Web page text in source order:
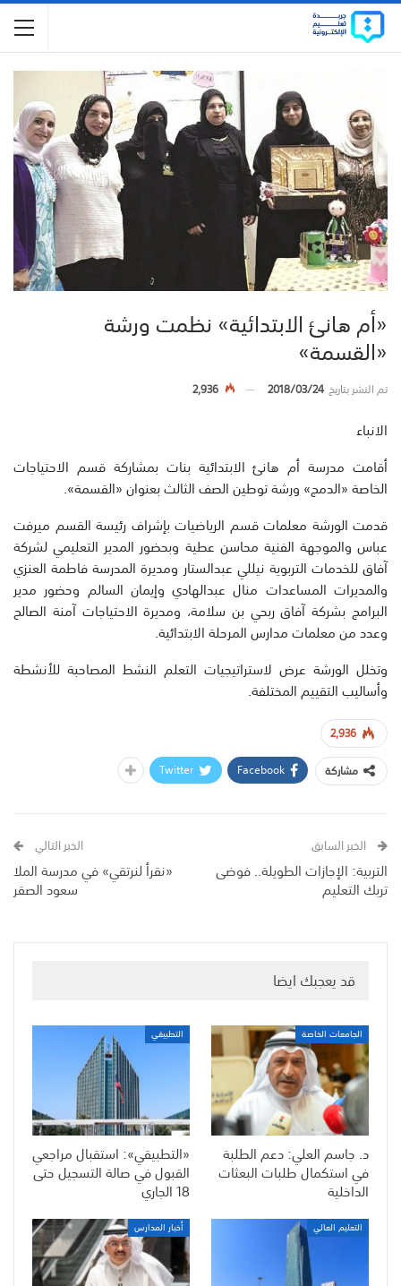
«أم هانئ الابتدائية» نظمت ورشة
«القسمة»
تم النشر بتاريخ2018/03/24
2,936
الانباء
أقامت مدرسة أم هانئ الابتدائية بنات بمشاركة قسم الاحتياجات
الخاصة «الدمج» ورشة توطين الصف الثالث بعنوان «القسمة».
قدمت الورشة معلمات قسم الرياضيات بإشراف رئيسة القسم ميرفت
عباس والموجهة الفنية محاسن عطية وبحضور المدير التعليمي لشركة
آفاق للخدمات التربوية نيللي عبدالستار ومديرة المدرسة فاطمة العنزي
والمديرات المساعدات منال عبدالهادي وإيمان السالم وحضور مدير
البرامج بشركة آفاق ربحي بن سلامة، ومديرة الاحتياجات آمنة الصالح
وعدد من معلمات مدارس المرحلة الابتدائية.
وتخلل الورشة عرض لاستراتيجيات التعلم النشط المصاحبة للأنشطة
وأساليب التقييم المختلفة.
2,936
مشاركة
Facebook
Twitter
الخبر السابق
التربية: الإجازات الطويلة.. فوضى
تربك التعليم
الخبر التالي
«نقرأ لنرتقي» في مدرسة الملا
سعود الصقر
قد يعجبك ايضا
الجامعات الخاصة
د. جاسم العلي: دعم الطلبة
في استكمال طلبات البعثات
الداخلية
التطبيقي
«التطبيقي»: استقبال مراجعي
القبول في صالة التسجيل حتى
18 الجاري
التعليم العالي أخبار المدارس